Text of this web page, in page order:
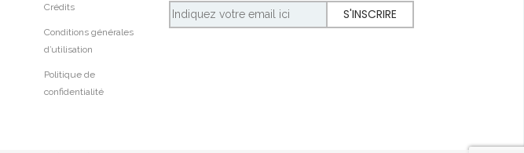
Crédits
Conditions générales
d’utilisation
Politique de
confidentialité